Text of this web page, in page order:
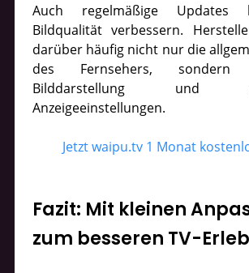
Auch regelmäßige Updates
Bildqualität verbessern.
darüber häufig nicht nur die
des Fernsehers,
Bilddarstellung und
Anzeigeeinstellungen.
Jetzt waipu.tv 1 Monat
Fazit: Mit kleinen
zum besseren TV-